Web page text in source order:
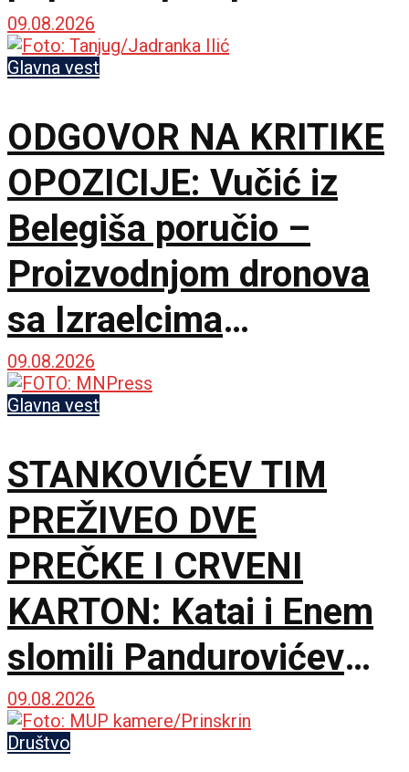
09.08.2026
Glavna vest
ODGOVOR NA KRITIKE
OPOZICIJE: Vučić iz
Belegiša poručio –
Proizvodnjom dronova
sa Izraelcima
postajemo vojna sila
09.08.2026
Glavna vest
STANKOVIĆEV TIM
PREŽIVEO DVE
PREČKE I CRVENI
KARTON: Katai i Enem
slomili Pandurovićev
bedem, Pazarci
promašivali u Ljutice
09.08.2026
Društvo